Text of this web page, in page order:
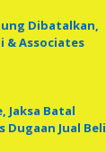
Dibatalkan,
& Associates
Jaksa Batal
Dugaan Jual Beli